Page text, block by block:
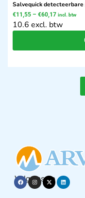
Salvequick
€11,55 – €60,17 incl. btw
10.6 excl. btw
Volg ons op